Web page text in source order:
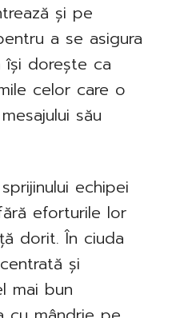
și pe
a se asigura
dorește ca
celor care o
său
echipei
eforturile lor
dorit. În ciuda
și
mai bun